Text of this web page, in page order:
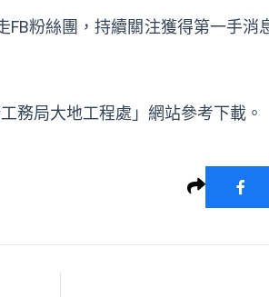
FB粉絲團 ，持續關注獲得第一手消
務局大地工程處 」網站參考下載。